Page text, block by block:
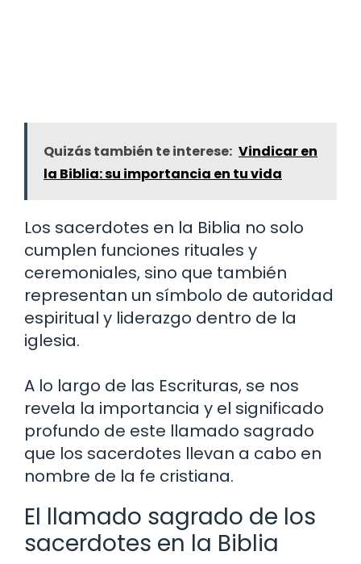
Quizás también te interese: Vindicar en
la Biblia: su importancia en tu vida
Los sacerdotes en la Biblia no solo
cumplen funciones rituales y
ceremoniales, sino que también
representan un símbolo de autoridad
espiritual y liderazgo dentro de la
iglesia.
A lo largo de las Escrituras, se nos
revela la importancia y el significado
profundo de este llamado sagrado
que los sacerdotes llevan a cabo en
nombre de la fe cristiana.
El llamado sagrado de los
sacerdotes en la Biblia